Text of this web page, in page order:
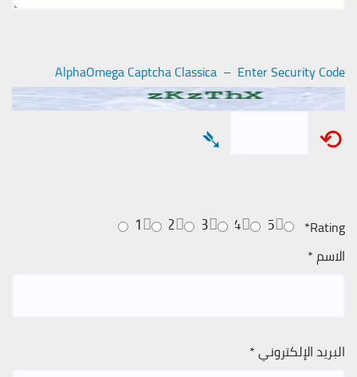
AlphaOmega Captcha Classica – Enter Security Code
⟲
➴
Rating
*
5
4
3
2
1
الاسم*
البريد الإلكتروني*